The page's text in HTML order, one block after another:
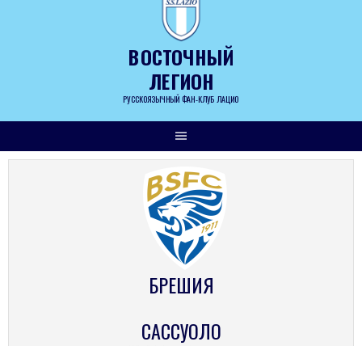
ВОСТОЧНЫЙ
ЛЕГИОН
РУССКОЯЗЫЧНЫЙ ФАН-КЛУБ ЛАЦИО
БРЕШИЯ
САССУОЛО